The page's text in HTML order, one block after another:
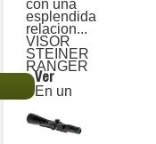
con una
esplendida
relacion...
VISOR
STEINER
RANGER
Ver
En un